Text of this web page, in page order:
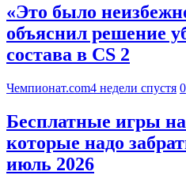
«Это было
объяснил решение
состава в CS 2
Чемпионат.com4 недели спустя 0
Бесплатные игры
которые надо
июль 2026